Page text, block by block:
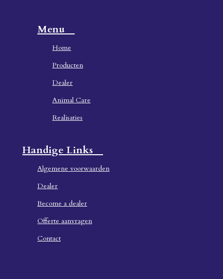
Menu
Home
Producten
Dealer
Animal Care
Realisaties
Handige Links
Algemene voorwaarden
Dealer
Become a dealer
Offerte aanvragen
Contact